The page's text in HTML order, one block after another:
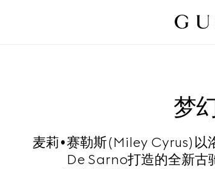
梦
麦莉•赛勒斯(Miley Cyrus)以
De Sarno打造的全新古